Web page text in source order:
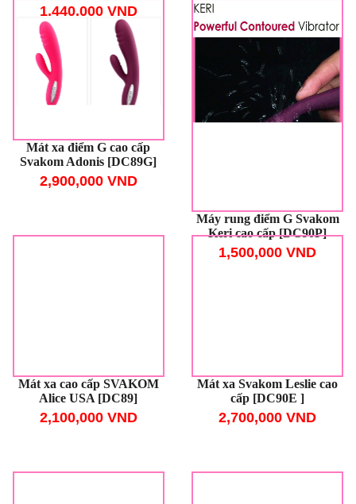
1,440,000 VND
Mát xa điểm G cao cấp
Svakom Adonis [DC89G]
2,900,000 VND
Máy rung điểm G Svakom
Keri cao cấp [DC90P]
1,500,000 VND
Mát xa cao cấp SVAKOM
Alice USA [DC89]
2,100,000 VND
Mát xa Svakom Leslie cao
cấp [DC90E ]
2,700,000 VND